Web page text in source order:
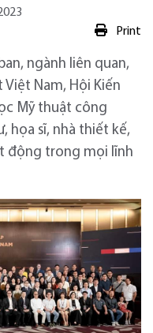
Print
ngành liên quan,
Nam, Hội Kiến
Mỹ thuật công
họa sĩ, nhà thiết kế,
động trong mọi lĩnh